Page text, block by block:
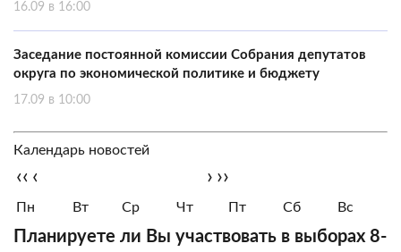
16.09 в 16:00
Заседание постоянной комиссии Собрания депутатов
округа по экономической политике и бюджету
17.09 в 10:00
Календарь новостей
‹‹ ‹ › ››
Пн Вт Ср Чт Пт Сб Вс
Планируете ли Вы участвовать в выборах 8-